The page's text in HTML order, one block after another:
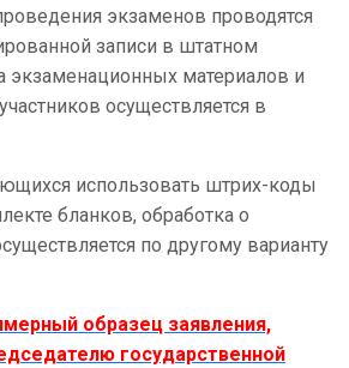
экзаменов проводятся
записи в штатном
экзаменационных материалов и
осуществляется в
использовать штрих-коды
бланков, обработка о
по другому варианту
образец заявления,
государственной